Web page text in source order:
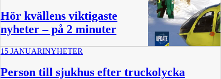
Hör kvällens viktigaste
nyheter – på 2 minuter
15 JANUARINYHETER
Person till sjukhus efter truckolycka